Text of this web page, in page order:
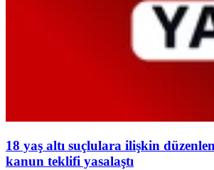
18 yaş altı suçlulara ilişkin
kanun teklifi yasalaştı